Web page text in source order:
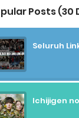
Posts (30